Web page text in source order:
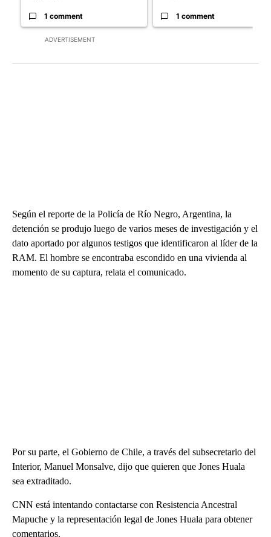
ADVERTISEMENT
1 comment 1 comment
Según el reporte de la Policía de Río Negro, Argentina, la
detención se produjo luego de varios meses de investigación y el
dato aportado por algunos testigos que identificaron al líder de la
RAM. El hombre se encontraba escondido en una vivienda al
momento de su captura, relata el comunicado.
Por su parte, el Gobierno de Chile, a través del subsecretario del
Interior, Manuel Monsalve, dijo que quieren que Jones Huala
sea extraditado.
CNN está intentando contactarse con Resistencia Ancestral
Mapuche y la representación legal de Jones Huala para obtener
comentarios.